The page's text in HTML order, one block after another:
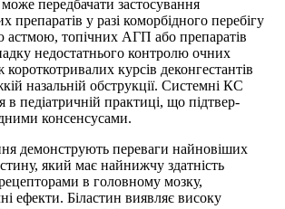
передбачати застосування
препаратів у разі коморбідного перебігу
астмою, топічних АГП або препаратів
недостатнього контролю очних
курсів деконгестантів
назальній обструкції. Системні КС
в педіатричній практиці, що підтвер­
консенсусами.
демонструють переваги найновіших
який має найнижчу здатність
в головному мозку,
ефекти. Біластин виявляє високу